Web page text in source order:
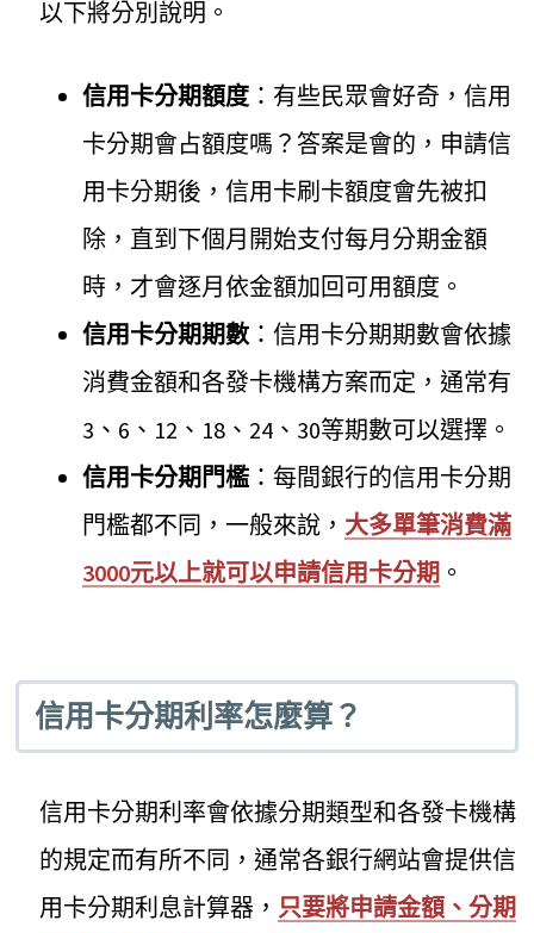
以下將分別說明。
信用卡分期額度：有些民眾會好奇，信用
卡分期會占額度嗎？答案是會的，申請信
用卡分期後，信用卡刷卡額度會先被扣
除，直到下個月開始支付每月分期金額
時，才會逐月依金額加回可用額度。
信用卡分期期數：信用卡分期期數會依據
消費金額和各發卡機構方案而定，通常有
3、6、12、18、24、30等期數可以選擇。
信用卡分期門檻 ：每間銀行的信用卡分期
門檻都不同，一般來說，大多單筆消費滿
3000元以上就可以申請信用卡分期 。
信用卡分期利率怎麼算？
信用卡分期利率會依據分期類型和各發卡機構
的規定而有所不同，通常各銀行網站會提供信
用卡分期利息計算器， 只要將申請金額、分期